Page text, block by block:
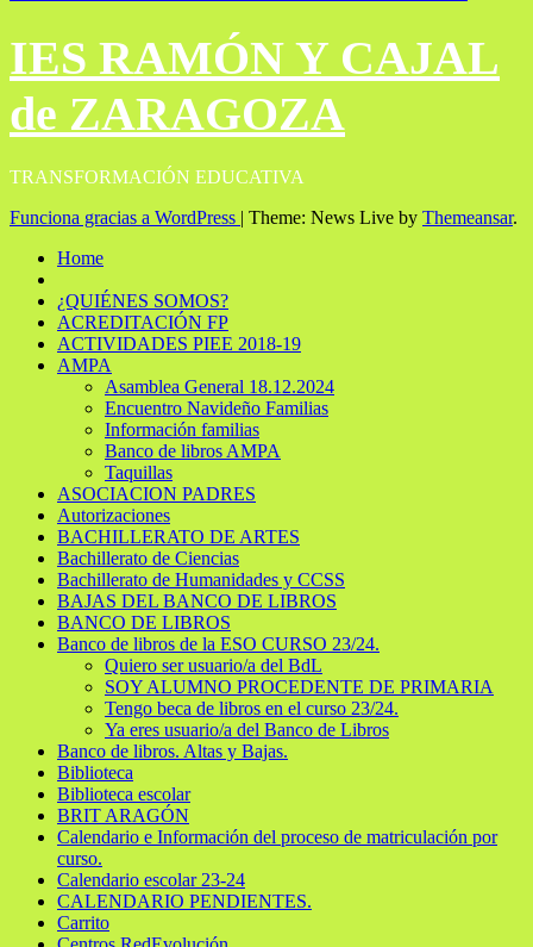
IES RAMÓN Y CAJAL
de ZARAGOZA
TRANSFORMACIÓN EDUCATIVA
Funciona gracias a WordPress | Theme: News Live by Themeansar.
Home
¿QUIÉNES SOMOS?
ACREDITACIÓN FP
ACTIVIDADES PIEE 2018-19
AMPA
Asamblea General 18.12.2024
Encuentro Navideño Familias
Información familias
Banco de libros AMPA
Taquillas
ASOCIACION PADRES
Autorizaciones
BACHILLERATO DE ARTES
Bachillerato de Ciencias
Bachillerato de Humanidades y CCSS
BAJAS DEL BANCO DE LIBROS
BANCO DE LIBROS
Banco de libros de la ESO CURSO 23/24.
Quiero ser usuario/a del BdL
SOY ALUMNO PROCEDENTE DE PRIMARIA
Tengo beca de libros en el curso 23/24.
Ya eres usuario/a del Banco de Libros
Banco de libros. Altas y Bajas.
Biblioteca
Biblioteca escolar
BRIT ARAGÓN
Calendario e Información del proceso de matriculación por
curso.
Calendario escolar 23-24
CALENDARIO PENDIENTES.
Carrito